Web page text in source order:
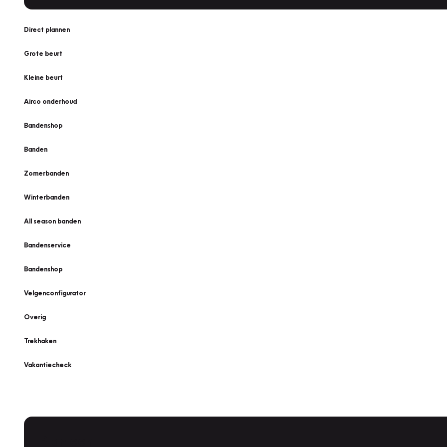
Direct plannen
Grote beurt
Kleine beurt
Airco onderhoud
Bandenshop
Banden
Zomerbanden
Winterbanden
All season banden
Bandenservice
Bandenshop
Velgenconfigurator
Overig
Trekhaken
Vakantiecheck